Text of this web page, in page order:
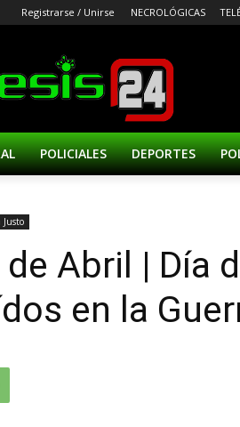
Registrarse / Unirse NECROLÓGICAS
POLICIALES DEPORTES
Justo
Abril | Día
en la